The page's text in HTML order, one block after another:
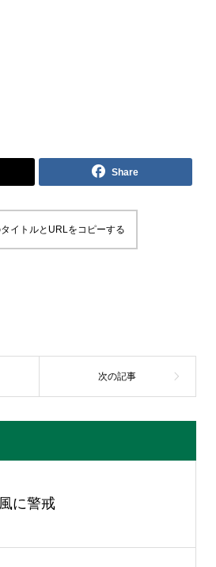
Share
イトルとURLをコピーする
に警戒